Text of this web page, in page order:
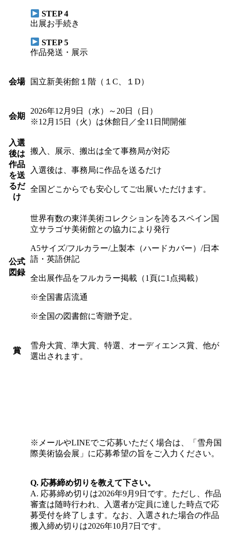
STEP 4
出展お手続き
STEP 5
作品発送・展示
会場 国立新美術館１階（１C、１D）
会期
2026年12月9日（水）～20日（日）
※12月15日（火）は休館日／全11日間開催
入選
後は
作品
を送
るだ
け
搬入、展示、搬出は全て事務局が対応
入選後は、事務局に作品を送るだけ
全国どこからでも安心してご出展いただけます。
公式
図録
世界有数の東洋美術コレクションを誇るスペイン国
立サラゴサ美術館との協力により発行
A5サイズ/フルカラー/上製本（ハードカバー）/日本
語・英語併記
全出展作品をフルカラー掲載（1頁に1点掲載）
※全国書店流通
※全国の図書館に寄贈予定。
賞
雪舟大賞、準大賞、特選、オーディエンス賞、他が
選出されます。
※メールやLINEでご応募いただく場合は、「雪舟国
際美術協会展」に応募希望の旨をご入力ください。
Q. 応募締め切りを教えて下さい。
A. 応募締め切りは2026年9月9日です。ただし、作品
審査は随時行われ、入選者が定員に達した時点で応
募受付を終了します。なお、入選された場合の作品
搬入締め切りは2026年10月7日です。